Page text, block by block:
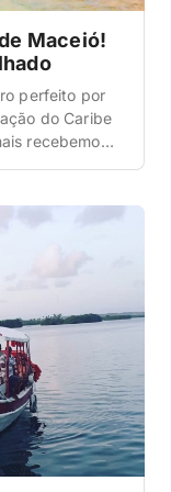
Maceió!
perfeito por
do Caribe
recebemos
litoral norte e